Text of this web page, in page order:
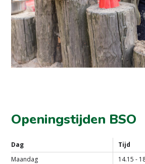
Openingstijden BSO
Dag
Tijd
Maandag
14.15 -